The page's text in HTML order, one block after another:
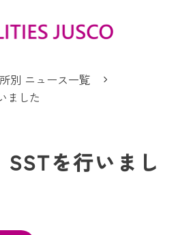
別 ニュース一覧
ました
SSTを行いまし